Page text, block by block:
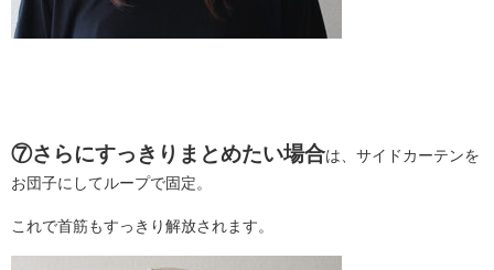
⑦さらにすっきりまとめたい場合は、サイドカーテンを
お団子にしてループで固定。
これで首筋もすっきり解放されます。